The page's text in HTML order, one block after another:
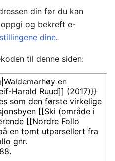
din før du kan
oppgi og bekreft e-
dine.
til denne siden: